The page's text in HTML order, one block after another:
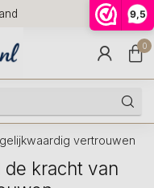
9,5
Voor
huis
9.5
0
vertrouwen
de kracht van